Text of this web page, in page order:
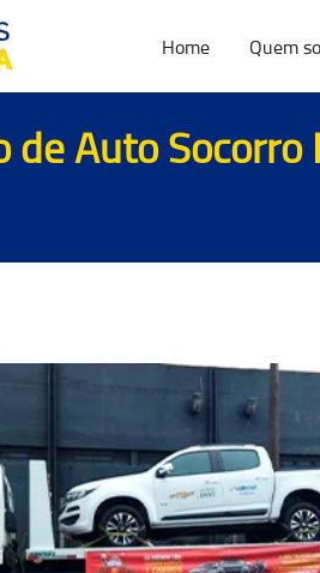
Home Quem
de Auto